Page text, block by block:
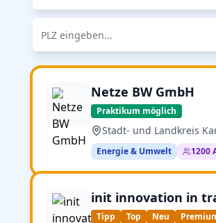
Netze BW GmbH
Praktikum möglich
Stadt- und Landkreis
Energie & Umwelt 1200
init innovation in
Tipp Top Neu